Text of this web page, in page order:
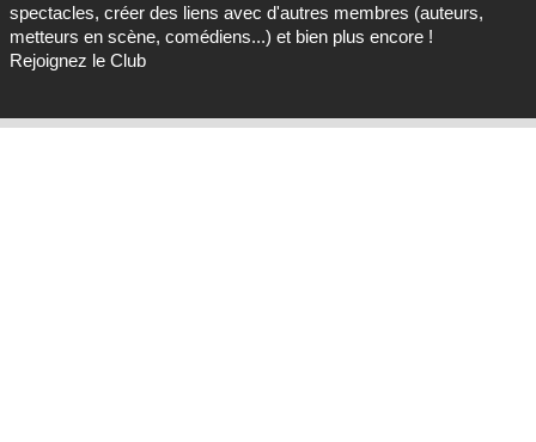
spectacles, créer des liens avec d'autres membres (auteurs,
metteurs en scène, comédiens...) et bien plus encore !
Rejoignez le Club